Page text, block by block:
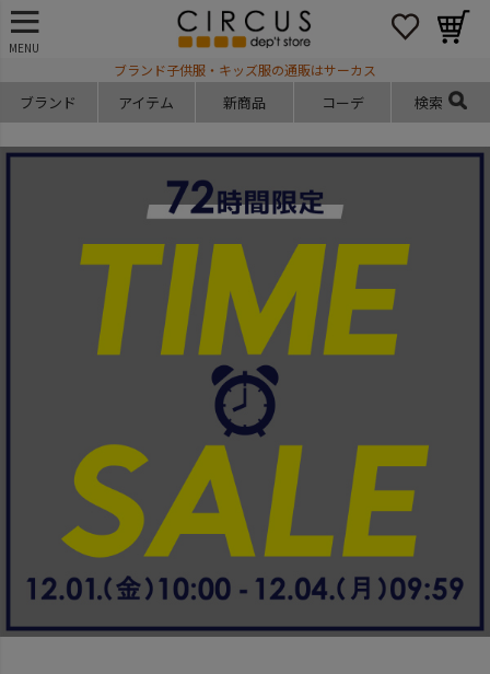
MENU
ブランド子供服・キッズ服の通販はサーカス
ブランド アイテム 新商品 コーデ 検索